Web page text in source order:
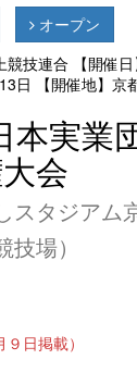
オープン
競技連合
【開催
日
【開催地】京
本実業
会
スタジアム
場）
日掲載）